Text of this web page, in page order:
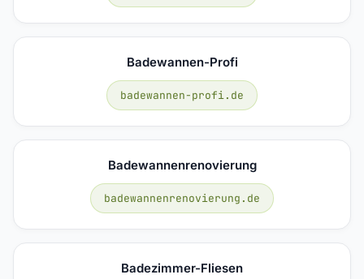
Badewannen-Profi
badewannen-profi.de
Badewannenrenovierung
badewannenrenovierung.de
Badezimmer-Fliesen